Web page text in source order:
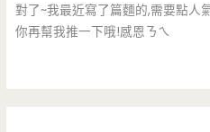
對了~我最近寫了篇麵的,需要點人
你再幫我推一下哦!感恩ㄋㄟ